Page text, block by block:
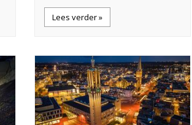
Lees verder »